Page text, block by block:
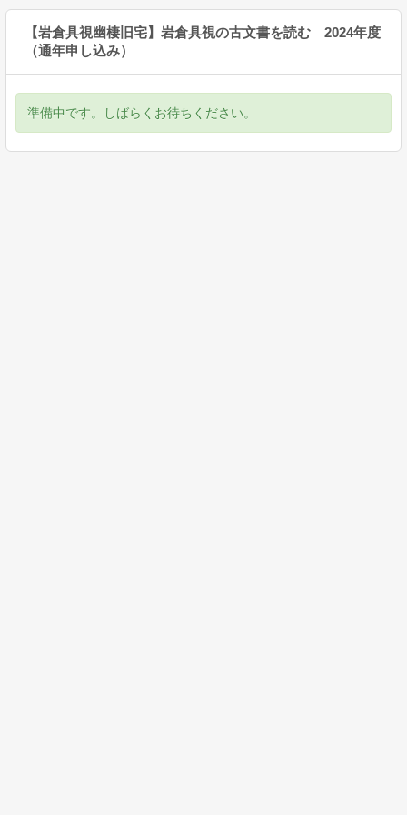
【岩倉具視幽棲旧宅】岩倉具視の古文書を読む 2024年度
（通年申し込み）
準備中です。しばらくお待ちください。